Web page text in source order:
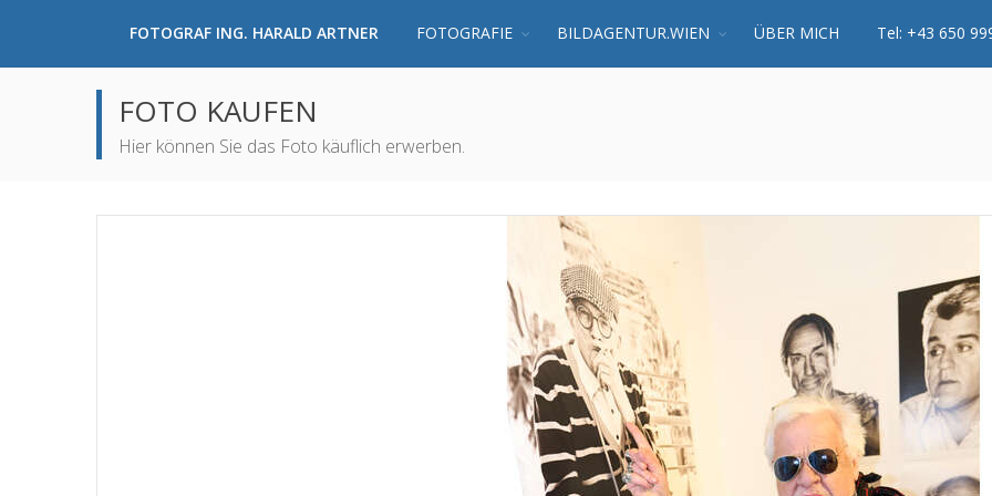
FOTOGRAF ING. HARALD ARTNER FOTOGRAFIE BILDAGENTUR.WIEN ÜBER MICH Tel: +43 650
FOTO KAUFEN
Hier können Sie das Foto käuflich erwerben.